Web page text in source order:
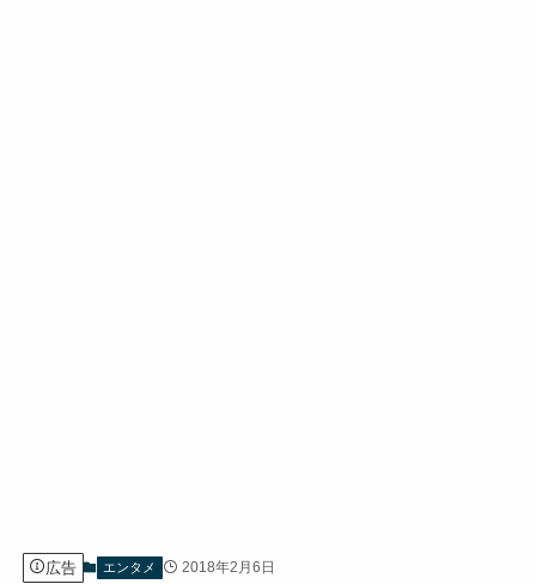
広告 エンタメ 2018年2月6日